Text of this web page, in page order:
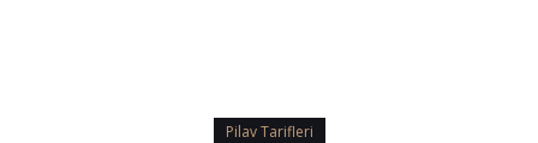
Pilav Tarifleri